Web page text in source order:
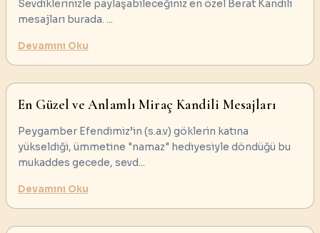
Sevdiklerinizle paylaşabileceğiniz en özel Berat Kandili
mesajları burada. ...
Devamını Oku
En Güzel ve Anlamlı Miraç Kandili Mesajları
Peygamber Efendimiz’in (s.a.v) göklerin katına
yükseldiği, ümmetine "namaz" hediyesiyle döndüğü bu
mukaddes gecede, sevd...
Devamını Oku